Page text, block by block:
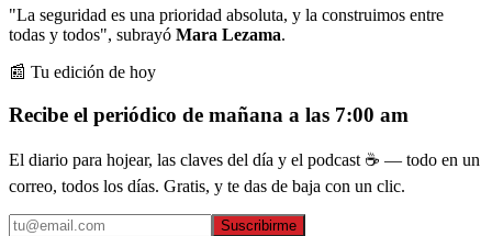
"La seguridad es una prioridad absoluta, y la construimos entre
todas y todos", subrayó Mara Lezama.
📰 Tu edición de hoy
Recibe el periódico de mañana a las 7:00 am
El diario para hojear, las claves del día y el podcast ☕ — todo en un
correo, todos los días. Gratis, y te das de baja con un clic.
Suscribirme